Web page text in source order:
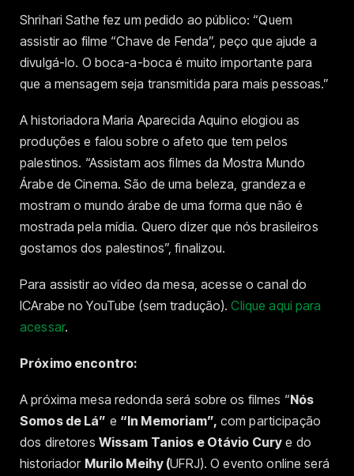
Shrihari Sathe fez um pedido ao público: “Quem
assistir ao filme “Chave de Fenda”, peço que ajude a
divulgá-lo. O boca-a-boca é muito importante para
que a mensagem seja transmitida para mais pessoas.”
A historiadora Maria Aparecida Aquino elogiou as
produções e falou sobre o afeto que tem pelos
palestinos. “Assistam aos filmes da Mostra Mundo
Árabe de Cinema. São de uma beleza, grandeza e
mostram o mundo árabe de uma forma que não é
mostrada pela mídia. Quero dizer que nós brasileiros
gostamos dos palestinos”, finalizou.
Para assistir ao vídeo da mesa, acesse o canal do
ICArabe no YouTube (sem tradução).Clique aqui para
acessar.
Próximo encontro:
A próxima mesa redonda será sobre os filmes “Nós
Somos de Lá” e “In Memoriam”, com participação
dos diretores Wissam Tanios e Otávio Cury e do
historiador Murilo Meihy (UFRJ). O evento online será